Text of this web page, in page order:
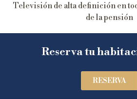
Televisión de alta definición en
de la pensión
Reserva tu
RESERVA